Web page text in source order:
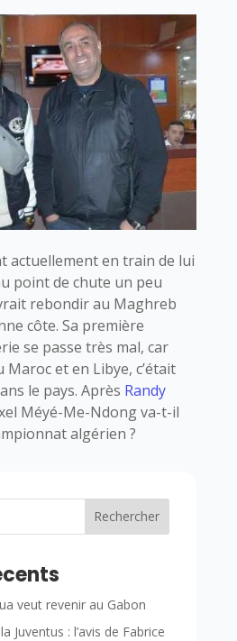
actuellement en train de lui
point de chute un peu
rebondir au Maghreb
côte. Sa première
se passe très mal, car
et en Libye, c’était
le pays. Après Randy
Méyé-Me-Ndong va-t-il
algérien ?
Rechercher
veut revenir au Gabon
Juventus : l’avis de Fabrice